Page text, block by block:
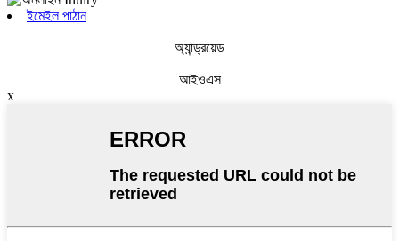
ইমেইল পাঠান
অ্যান্ড্রয়েড
আইওএস
x